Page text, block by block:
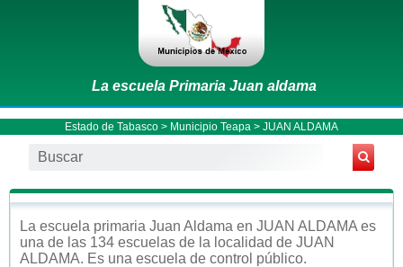
La escuela Primaria Juan aldama
Estado de Tabasco > Municipio Teapa > JUAN ALDAMA
La escuela primaria Juan Aldama en JUAN ALDAMA es
una de las 134 escuelas de la localidad de JUAN
ALDAMA. Es una escuela de control público.